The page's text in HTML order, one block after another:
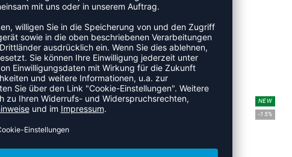
SKY ELITE FF 4
UVP 159,95 € |139,95 €
NEW
-10%
NEW
-15%